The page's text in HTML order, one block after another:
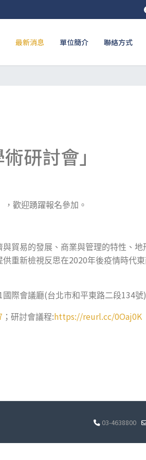
最新消息 單位簡介 聯絡方式
研討會」
歡迎踴躍報名參加。
貿易的發展、商業與管理的特性、地
重新檢視反思在2020年後疫情時代
國際會議廳(台北市和平東路二段134號)
；研討會議程:https://reurl.cc/0Oaj0K
03-4638800